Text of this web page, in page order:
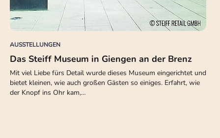
AUSSTELLUNGEN
Das Steiff Museum in Giengen an der Brenz
Mit viel Liebe fürs Detail wurde dieses Museum eingerichtet und
bietet kleinen, wie auch großen Gästen so einiges. Erfahrt, wie
der Knopf ins Ohr kam,…